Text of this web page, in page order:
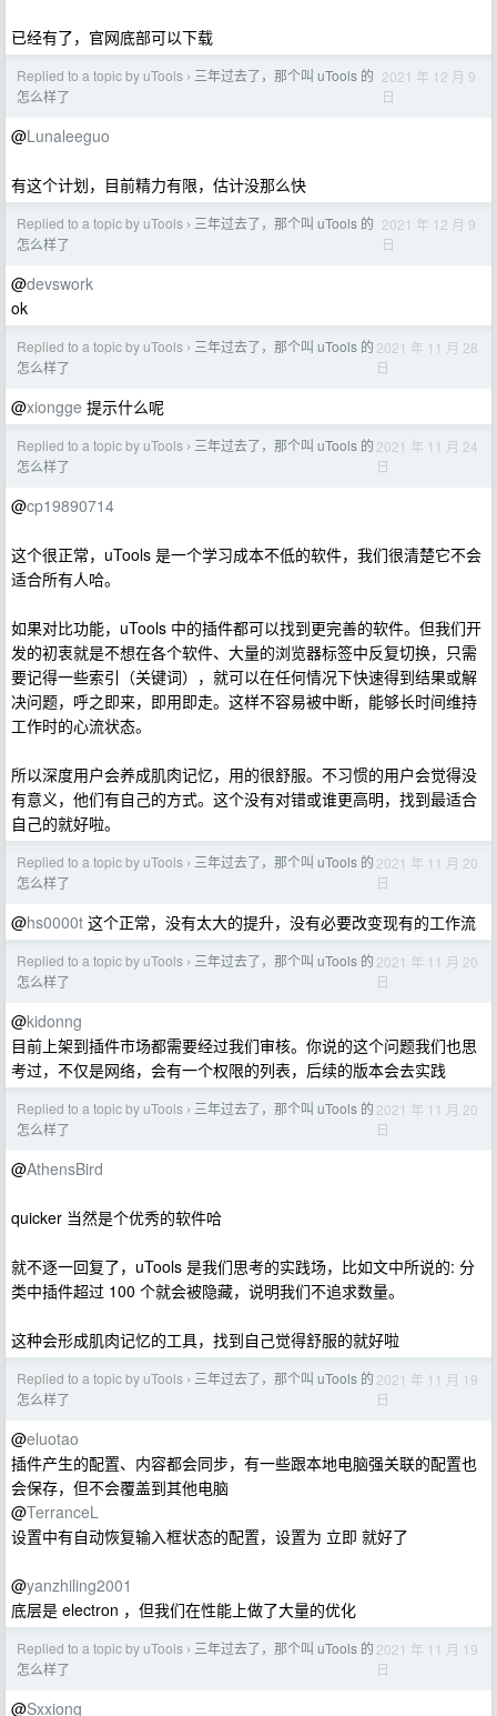
已经有了，官网底部可以下载
Replied to a topic by uTools › 三年过去了，那个叫 uTools 的
怎么样了
2021 年 12 月 9
日
@Lunaleeguo
有这个计划，目前精力有限，估计没那么快
Replied to a topic by uTools › 三年过去了，那个叫 uTools 的
怎么样了
2021 年 12 月 9
日
@devswork
ok
Replied to a topic by uTools › 三年过去了，那个叫 uTools 的
怎么样了
2021 年 11 月 28
日
@xiongge 提示什么呢
Replied to a topic by uTools › 三年过去了，那个叫 uTools 的
怎么样了
2021 年 11 月 24
日
@cp19890714
这个很正常，uTools 是一个学习成本不低的软件，我们很清楚它不会
适合所有人哈。
如果对比功能，uTools 中的插件都可以找到更完善的软件。但我们开
发的初衷就是不想在各个软件、大量的浏览器标签中反复切换，只需
要记得一些索引（关键词），就可以在任何情况下快速得到结果或解
决问题，呼之即来，即用即走。这样不容易被中断，能够长时间维持
工作时的心流状态。
所以深度用户会养成肌肉记忆，用的很舒服。不习惯的用户会觉得没
有意义，他们有自己的方式。这个没有对错或谁更高明，找到最适合
自己的就好啦。
Replied to a topic by uTools › 三年过去了，那个叫 uTools 的
怎么样了
2021 年 11 月 20
日
@hs0000t 这个正常，没有太大的提升，没有必要改变现有的工作流
Replied to a topic by uTools › 三年过去了，那个叫 uTools 的
怎么样了
2021 年 11 月 20
日
@kidonng
目前上架到插件市场都需要经过我们审核。你说的这个问题我们也思
考过，不仅是网络，会有一个权限的列表，后续的版本会去实践
Replied to a topic by uTools › 三年过去了，那个叫 uTools 的
怎么样了
2021 年 11 月 20
日
@AthensBird
quicker 当然是个优秀的软件哈
就不逐一回复了，uTools 是我们思考的实践场，比如文中所说的: 分
类中插件超过 100 个就会被隐藏，说明我们不追求数量。
这种会形成肌肉记忆的工具，找到自己觉得舒服的就好啦
Replied to a topic by uTools › 三年过去了，那个叫 uTools 的
怎么样了
2021 年 11 月 19
日
@eluotao
插件产生的配置、内容都会同步，有一些跟本地电脑强关联的配置也
会保存，但不会覆盖到其他电脑
@TerranceL
设置中有自动恢复输入框状态的配置，设置为 立即 就好了
@yanzhiling2001
底层是 electron ，但我们在性能上做了大量的优化
Replied to a topic by uTools › 三年过去了，那个叫 uTools 的
怎么样了
2021 年 11 月 19
日
@Sxxiong